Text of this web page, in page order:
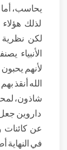
يحاسب،
لذلك
لكن
الأنبياء
لأنهم
الله أنقذ
شاذون،
داروين
عن كائنات
في النهاية